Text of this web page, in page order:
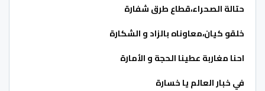
حتالة الصحراء،قطاع طرق شفارة
خلقو كيان،معاوناه بالزاد و الشكارة
احنا مغاربة عطينا الحجة و الأمارة
في خبار العالم يا خسارة